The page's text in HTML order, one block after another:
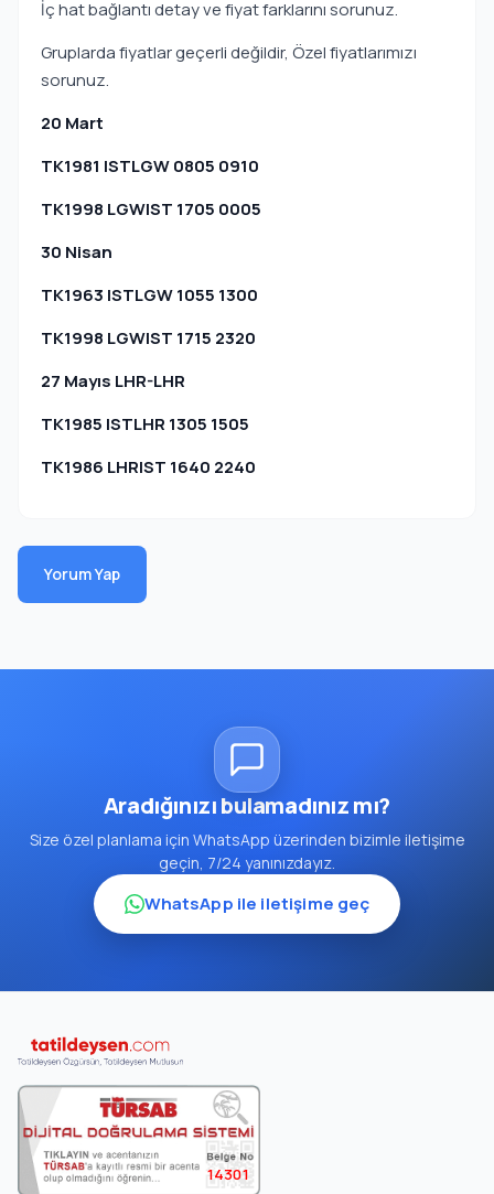
İç hat bağlantı detay ve fiyat farklarını sorunuz.
Gruplarda fiyatlar geçerli değildir, Özel fiyatlarımızı
sorunuz.
20 Mart
TK1981 ISTLGW 0805 0910
TK1998 LGWIST 1705 0005
30 Nisan
TK1963 ISTLGW 1055 1300
TK1998 LGWIST 1715 2320
27 Mayıs LHR-LHR
TK1985 ISTLHR 1305 1505
TK1986 LHRIST 1640 2240
Yorum Yap
Aradığınızı bulamadınız mı?
Size özel planlama için WhatsApp üzerinden bizimle iletişime
geçin, 7/24 yanınızdayız.
WhatsApp ile iletişime geç
14301